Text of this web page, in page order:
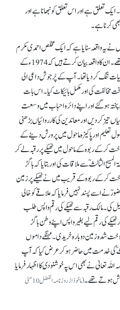
تعلق ہے اور اس تعلق کو نبھانا ہے اور
کرنا ہے۔
نے یہ واقعہ سنایا ہے کہ ایک مخلص احمدی مکرم
مہر مختار احمد صاحب آف باگڑ سرگانہ تھے۔ ان کا واقعہ بیان کرتے ہیں کہ 1974ء کے
تنگ کر دیا تھا۔ آپ کے پُرجوش داعی الی
مخالفت کی اور مکمل بائیکاٹ کیا۔ اس بات
ہو گئے اور اپنے دائرہ احباب میں وسعت
تیز کر دیں اور معاندین کی کارروائیاں بڑھنی
اور پاکیزہ ماحول میں پرورش دینے کے
کر کے ربوہ کے ماحول میں ٹھیکے پر رقبہ لے کر
الثالثؒ سے ملاقات کی اور بتایا کہ باگڑ
کر کے ربوہ کے قریب میں نے ٹھیکے پر زمین
نے اسے پسندنہیں فرمایا کہ علاقے کو خالی
کی۔ مالک رقبہ سے ٹھیکے کی رقم واپس طلب
کی رقم لیے بغیر واپس اپنے وطن باگڑ
شدہ زمین دوبارہ خریدی۔ مہنگے داموں
کی خدمت میں حاضر ہو کر عرض کیا کہ آپ
تعالیٰ نے بھی اس پہ خوشنودی کا اظہار فرمایا
ہوتے تھے۔
(ماخوذ از روزنامہ الفضل 10 مئی